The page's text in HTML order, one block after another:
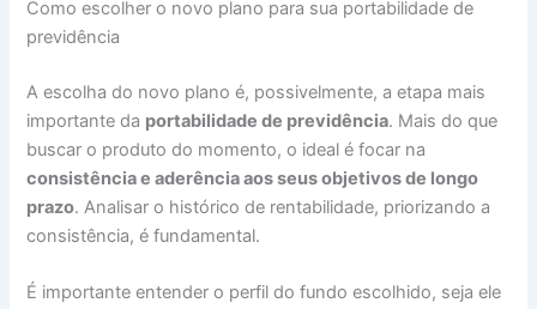
Como escolher o novo plano para sua portabilidade de
previdência
A escolha do novo plano é, possivelmente, a etapa mais
importante da portabilidade de previdência. Mais do que
buscar o produto do momento, o ideal é focar na
consistência e aderência aos seus objetivos de longo
prazo. Analisar o histórico de rentabilidade, priorizando a
consistência, é fundamental.
É importante entender o perfil do fundo escolhido, seja ele